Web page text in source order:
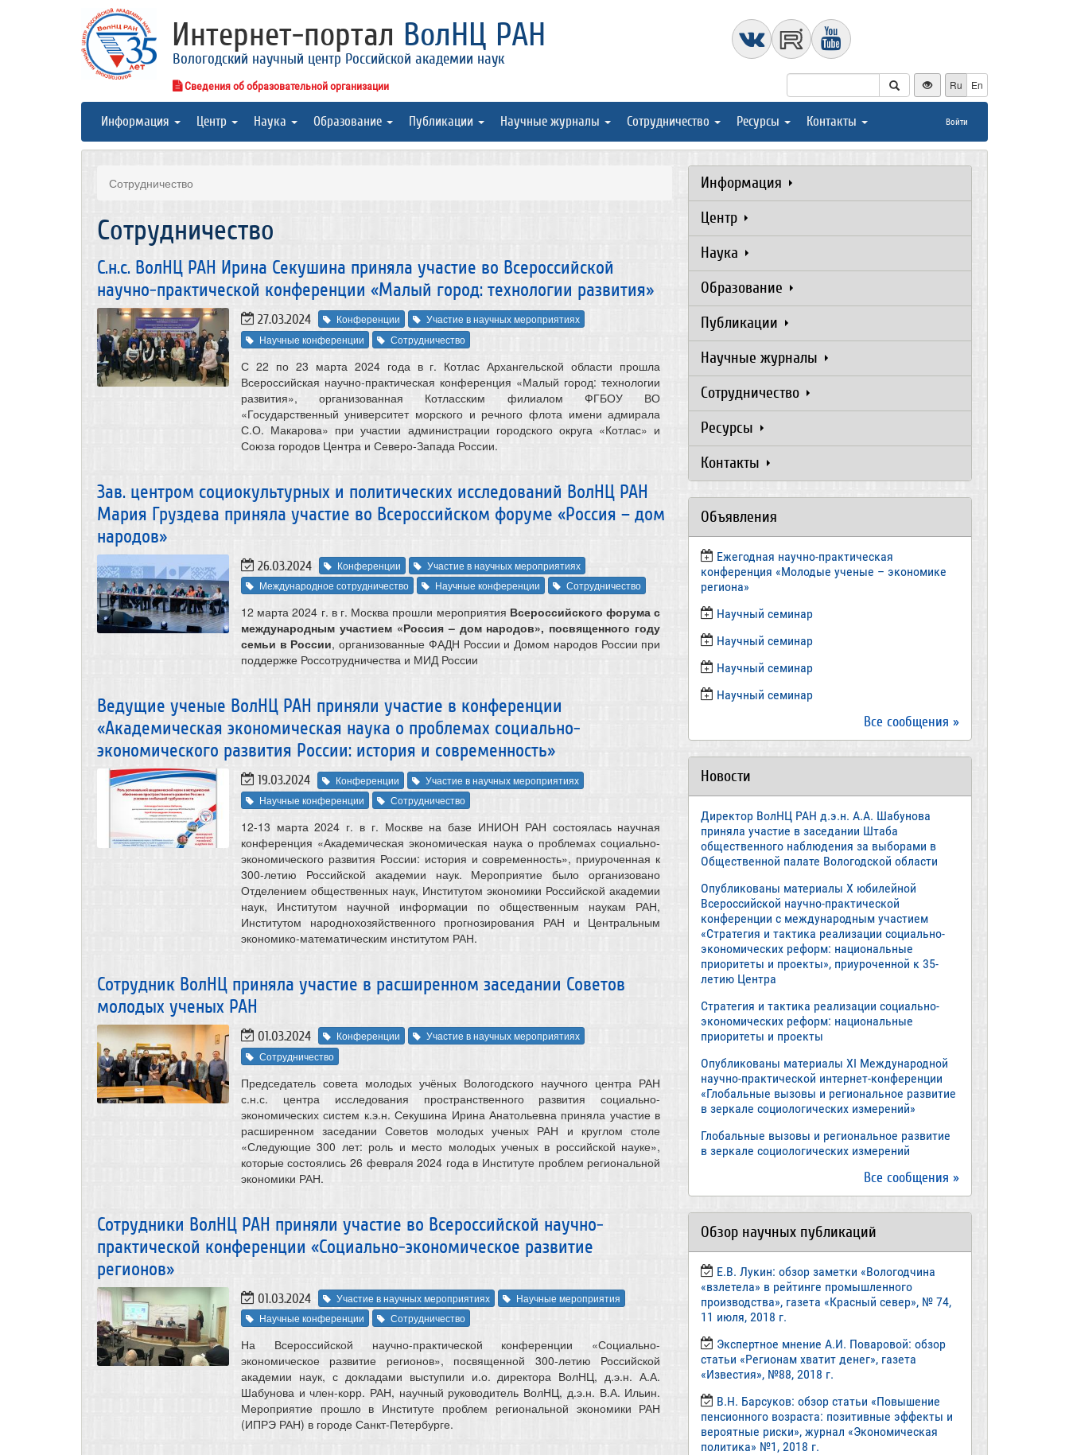
Интернет-портал ВолНЦ РАН
Вологодский научный центр Российской академии наук
Сведения об образовательной организации Ru En
Информация Центр Наука Образование Публикации Научные журналы Сотрудничество Ресурсы Контакты Войти
Сотрудничество
Сотрудничество
С.н.с. ВолНЦ РАН Ирина Секушина приняла участие во Всероссийской
научно-практической конференции «Малый город: технологии развития»
27.03.2024 Конференции
Участие в научных мероприятиях
Научные конференции
Сотрудничество
С 22 по 23 марта 2024 года в г. Котлас Архангельской области прошла
Всероссийская научно-практическая конференция «Малый город: технологии
развития», организованная Котласским филиалом ФГБОУ ВО
«Государственный университет морского и речного флота имени адмирала
С.О. Макарова» при участии администрации городского округа «Котлас» и
Союза городов Центра и Северо-Запада России.
Зав. центром социокультурных и политических исследований ВолНЦ РАН
Мария Груздева приняла участие во Всероссийском форуме «Россия – дом
народов»
26.03.2024 Конференции
Участие в научных мероприятиях
Международное сотрудничество
Научные конференции Сотрудничество
12 марта 2024 г. в г. Москва прошли мероприятия Всероссийского форума с
международным участием «Россия – дом народов», посвященного году
семьи в России, организованные ФАДН России и Домом народов России при
поддержке Россотрудничества и МИД России
Ведущие ученые ВолНЦ РАН приняли участие в конференции
«Академическая экономическая наука о проблемах социально-
экономического развития России: история и современность»
19.03.2024 Конференции
Участие в научных мероприятиях
Научные конференции
Сотрудничество
12-13 марта 2024 г. в г. Москве на базе ИНИОН РАН состоялась научная
конференция «Академическая экономическая наука о проблемах социально-
экономического развития России: история и современность», приуроченная к
300-летию Российской академии наук. Мероприятие было организовано
Отделением общественных наук, Институтом экономики Российской академии
наук, Институтом научной информации по общественным наукам РАН,
Институтом народнохозяйственного прогнозирования РАН и Центральным
экономико-математическим институтом РАН.
Сотрудник ВолНЦ приняла участие в расширенном заседании Советов
молодых ученых РАН
01.03.2024 Конференции
Участие в научных мероприятиях
Сотрудничество
Председатель совета молодых учёных Вологодского научного центра РАН
с.н.с. центра исследования пространственного развития социально-
экономических систем к.э.н. Секушина Ирина Анатольевна приняла участие в
расширенном заседании Советов молодых ученых РАН и круглом столе
«Следующие 300 лет: роль и место молодых ученых в российской науке»,
которые состоялись 26 февраля 2024 года в Институте проблем региональной
экономики РАН.
Сотрудники ВолНЦ РАН приняли участие во Всероссийской научно-
практической конференции «Социально-экономическое развитие
регионов»
01.03.2024 Участие в научных мероприятиях
Научные мероприятия
Научные конференции
Сотрудничество
На Всероссийской научно-практической конференции «Социально-
экономическое развитие регионов», посвященной 300-летию Российской
академии наук, с докладами выступили и.о. директора ВолНЦ, д.э.н. А.А.
Шабунова и член-корр. РАН, научный руководитель ВолНЦ, д.э.н. В.А. Ильин.
Мероприятие прошло в Институте проблем региональной экономики РАН
(ИПРЭ РАН) в городе Санкт-Петербурге.
Информация
Центр
Наука
Образование
Публикации
Научные журналы
Сотрудничество
Ресурсы
Контакты
Объявления
Ежегодная научно-практическая
конференция «Молодые ученые – экономике
региона»
​Научный семинар
​Научный семинар
Научный семинар
​Научный семинар
Все сообщения »
Новости
Директор ВолНЦ РАН д.э.н. А.А. Шабунова
приняла участие в заседании Штаба
общественного наблюдения за выборами в
Общественной палате Вологодской области
Опубликованы материалы X юбилейной
Всероссийской научно-практической
конференции с международным участием
«Стратегия и тактика реализации социально-
экономических реформ: национальные
приоритеты и проекты», приуроченной к 35-
летию Центра
Стратегия и тактика реализации социально-
экономических реформ: национальные
приоритеты и проекты
Опубликованы материалы XI Международной
научно-практической интернет-конференции
«Глобальные вызовы и региональное развитие
в зеркале социологических измерений»
Глобальные вызовы и региональное развитие
в зеркале социологических измерений
Все сообщения »
Обзор научных публикаций
Е.В. Лукин: обзор заметки «Вологодчина
«взлетела» в рейтинге промышленного
производства», газета «Красный север», № 74,
11 июля, 2018 г.
Экспертное мнение А.И. Поваровой: обзор
статьи «Регионам хватит денег», газета
«Известия», №88, 2018 г.
В.Н. Барсуков: обзор статьи «Повышение
пенсионного возраста: позитивные эффекты и
вероятные риски», журнал «Экономическая
политика» №1, 2018 г.